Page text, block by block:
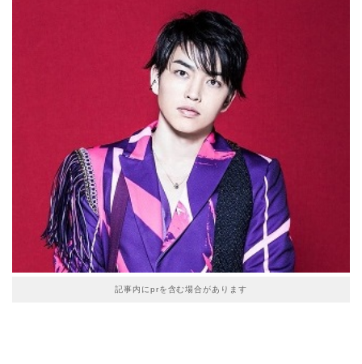
記事内にprを含む場合があります